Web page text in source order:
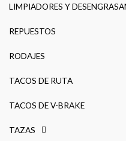
LIMPIADORES Y
REPUESTOS
RODAJES
TACOS DE RUTA
TACOS DE V-BRAKE
TAZAS